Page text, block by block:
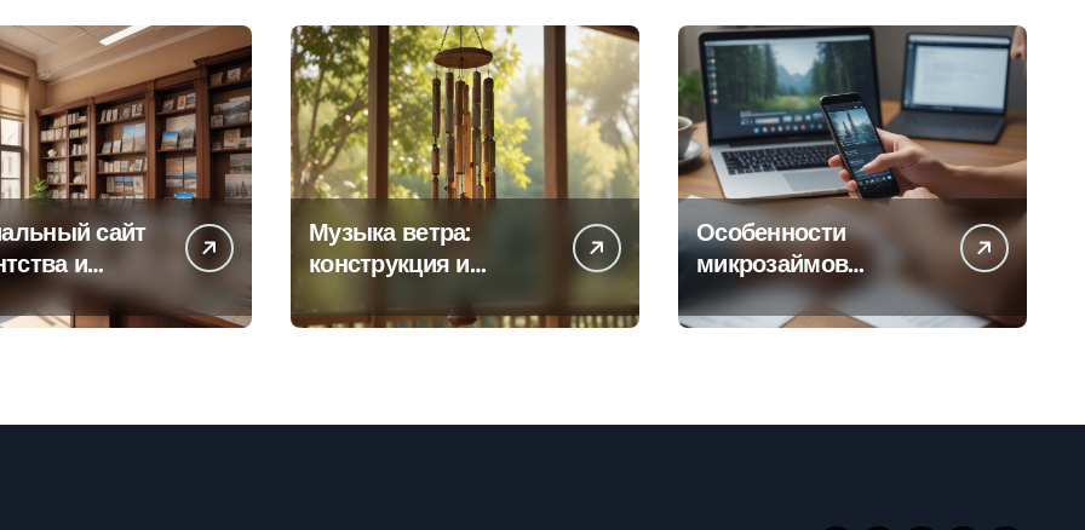
сайт
и
офисов
по регионам
Музыка ветра:
конструкция и
звучания
Особенности
микрозаймов
онлайн: условия,
процентные ставки и